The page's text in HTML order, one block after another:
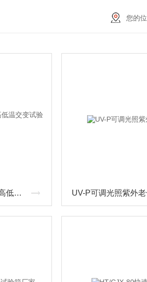
您的位
HT/GDWJ-80北京可程式高低温交变试验箱 UV-P可调光照紫外